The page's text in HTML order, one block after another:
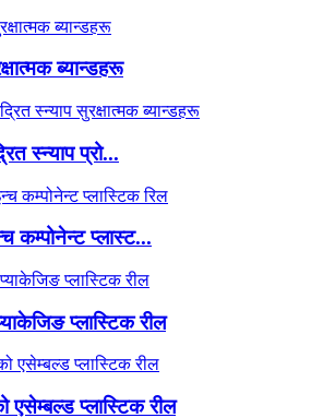
ब्यान्डहरू
स्न्याप प्रो...
कम्पोनेन्ट प्लास्ट...
प्लास्टिक रील
एसेम्बल्ड प्लास्टिक रील